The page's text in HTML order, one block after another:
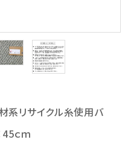
系リサイクル糸使用バ
ｃｍ